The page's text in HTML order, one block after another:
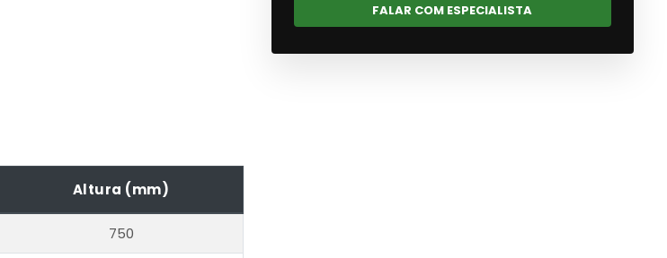
Altura (mm)
750
FALAR COM ESPECIALISTA